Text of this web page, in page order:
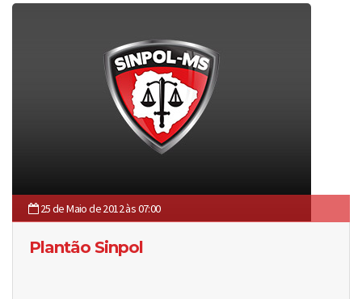
25 de Maio de 2012 às 07:00
Plantão Sinpol